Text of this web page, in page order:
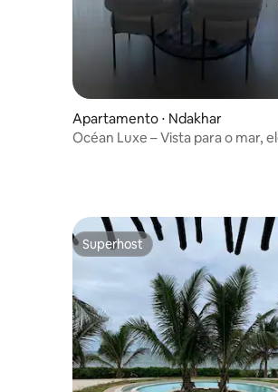
Apartamento ⋅ Ndakhar
Océan Luxe – Vista para o mar,
Superhost
Superhost